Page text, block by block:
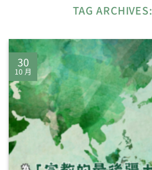
TAG ARCHIVES:
30
10 月